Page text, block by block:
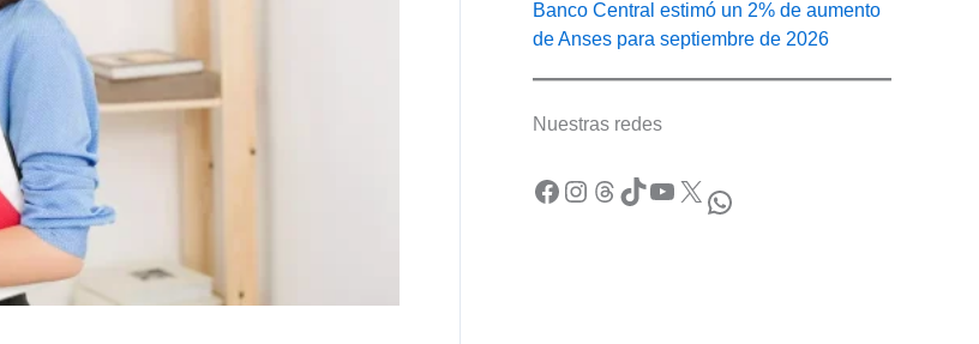
Banco Central estimó un 2% de aumento
de Anses para septiembre de 2026
Nuestras redes
Facebook Instagram Threads TikTok YouTube X WhatsApp